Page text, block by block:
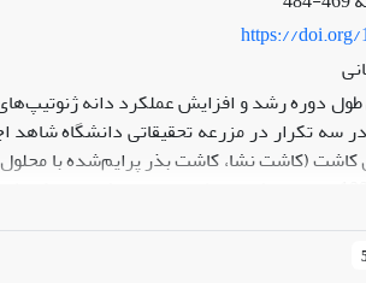
https://doi.org/
بود. روش کاشت نیز بر صفات رشد و